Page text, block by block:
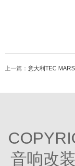
上一篇： 意大利TEC
音响改